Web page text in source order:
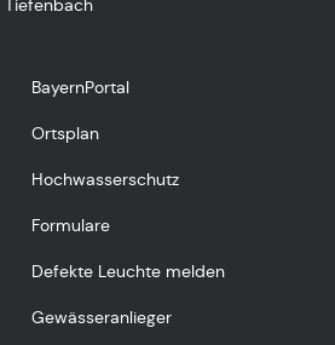
BayernPortal
Ortsplan
Hochwasserschutz
Formulare
Defekte Leuchte melden
Gewässeranlieger